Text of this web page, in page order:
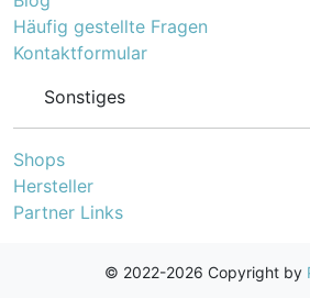
Häufig gestellte Fragen
Kontaktformular
Sonstiges
Shops
Hersteller
Partner Links
© 2022-2026 Copyright by